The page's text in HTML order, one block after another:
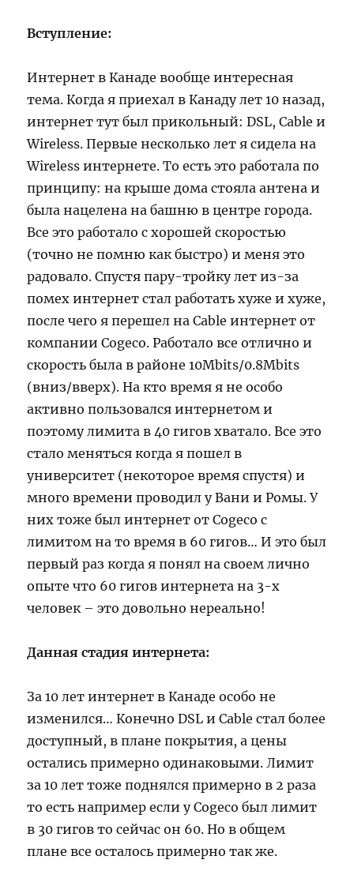
Вступление:
Интернет в Канаде вообще интересная
тема. Когда я приехал в Канаду лет 10 назад,
интернет тут был прикольный: DSL, Cable и
Wireless. Первые несколько лет я сидела на
Wireless интернете. То есть это работала по
принципу: на крыше дома стояла антена и
была нацелена на башню в центре города.
Все это работало с хорошей скоростью
(точно не помню как быстро) и меня это
радовало. Спустя пару-тройку лет из-за
помех интернет стал работать хуже и хуже,
после чего я перешел на Cable интернет от
компании Cogeco. Работало все отлично и
скорость была в районе 10Mbits/0.8Mbits
(вниз/вверх). На кто время я не особо
активно пользовался интернетом и
поэтому лимита в 40 гигов хватало. Все это
стало меняться когда я пошел в
университет (некоторое время спустя) и
много времени проводил у Вани и Ромы. У
них тоже был интернет от Cogeco с
лимитом на то время в 60 гигов… И это был
первый раз когда я понял на своем лично
опыте что 60 гигов интернета на 3-х
человек – это довольно нереально!
Данная стадия интернета:
За 10 лет интернет в Канаде особо не
изменился… Конечно DSL и Cable стал более
доступный, в плане покрытия, а цены
остались примерно одинаковыми. Лимит
за 10 лет тоже поднялся примерно в 2 раза
то есть например если у Cogeco был лимит
в 30 гигов то сейчас он 60. Но в общем
плане все осталось примерно так же.